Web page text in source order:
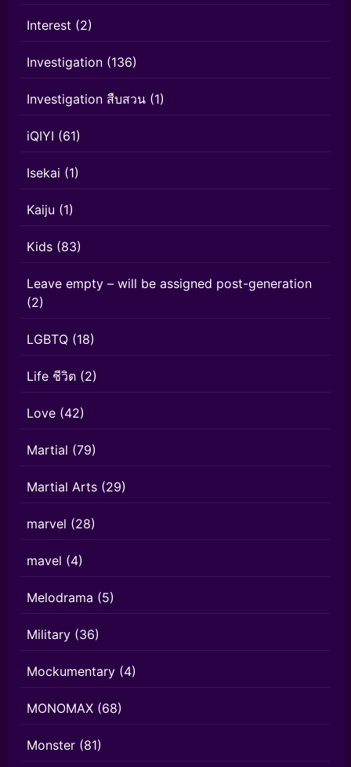
Interest (2)
Investigation (136)
Investigation สืบสวน (1)
iQIYI (61)
Isekai (1)
Kaiju (1)
Kids (83)
Leave empty – will be assigned post-generation
(2)
LGBTQ (18)
Life ชีวิต (2)
Love (42)
Martial (79)
Martial Arts (29)
marvel (28)
mavel (4)
Melodrama (5)
Military (36)
Mockumentary (4)
MONOMAX (68)
Monster (81)